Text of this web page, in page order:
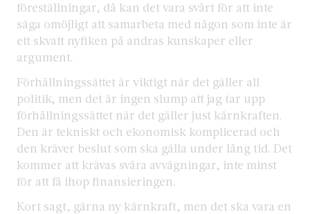
föreställningar, då kan det vara svårt för att inte
säga omöjligt att samarbeta med någon som inte är
ett skvatt nyfiken på andras kunskaper eller
argument.
Förhållningssättet är viktigt när det gäller all
politik, men det är ingen slump att jag tar upp
förhållningssättet när det gäller just kärnkraften.
Den är tekniskt och ekonomisk komplicerad och
den kräver beslut som ska gälla under lång tid. Det
kommer att krävas svåra avvägningar, inte minst
för att få ihop finansieringen.
Kort sagt, gärna ny kärnkraft, men det ska vara en